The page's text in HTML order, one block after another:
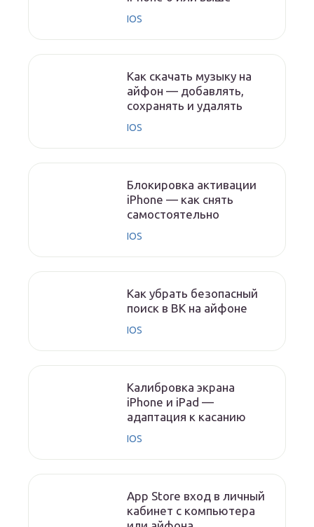
IOS
Как скачать музыку на
айфон — добавлять,
сохранять и удалять
IOS
Блокировка активации
iPhone — как снять
самостоятельно
IOS
Как убрать безопасный
поиск в ВК на айфоне
IOS
Калибровка экрана
iPhone и iPad —
адаптация к касанию
IOS
App Store вход в личный
кабинет с компьютера